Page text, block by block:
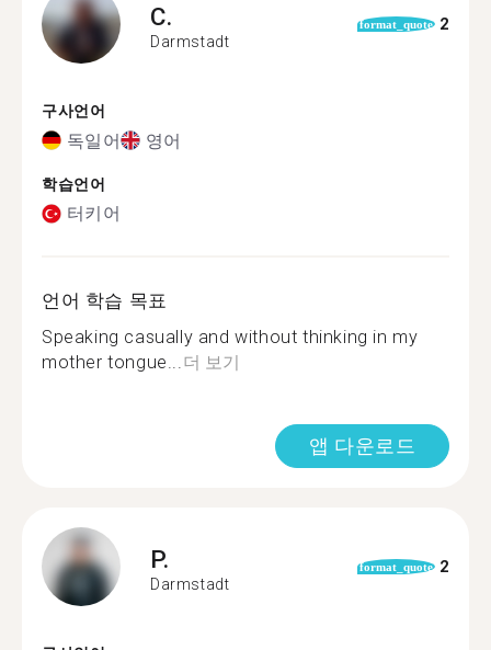
C.
Darmstadt
format_quote 2
구사언어
독일어 영어
학습언어
터키어
언어 학습 목표
Speaking casually and without thinking in my
mother tongue...더 보기
앱 다운로드
P.
Darmstadt
format_quote 2